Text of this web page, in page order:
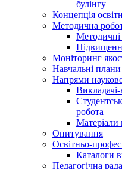
булінгу
Концепція
Методична
Методичні
Моніторинг
Навчальні плани
Напрями
Викладачі-
робота
Матеріали
Опитування
Освітньо-
Каталоги
Педагогічна рада